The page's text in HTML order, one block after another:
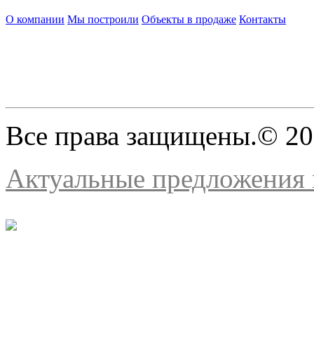
О компании Мы построили Объекты в продаже Контакты
Все права защищены.©
Актуальные предложения